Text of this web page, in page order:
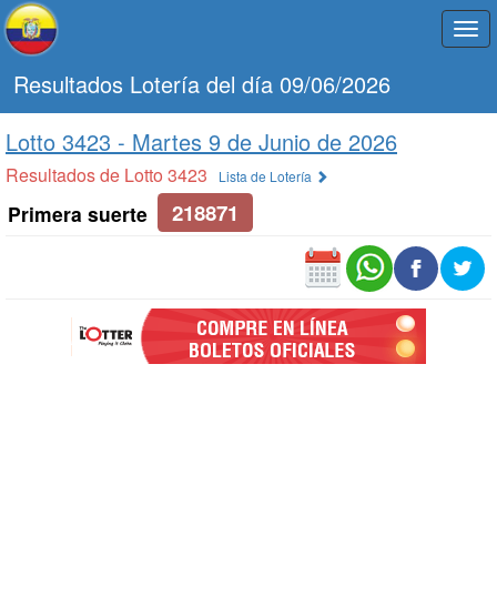
Resultados Lotería del día 09/06/2026
Lotto 3423 - Martes 9 de Junio de 2026
Resultados de Lotto 3423 Lista de Lotería
Primera suerte 218871